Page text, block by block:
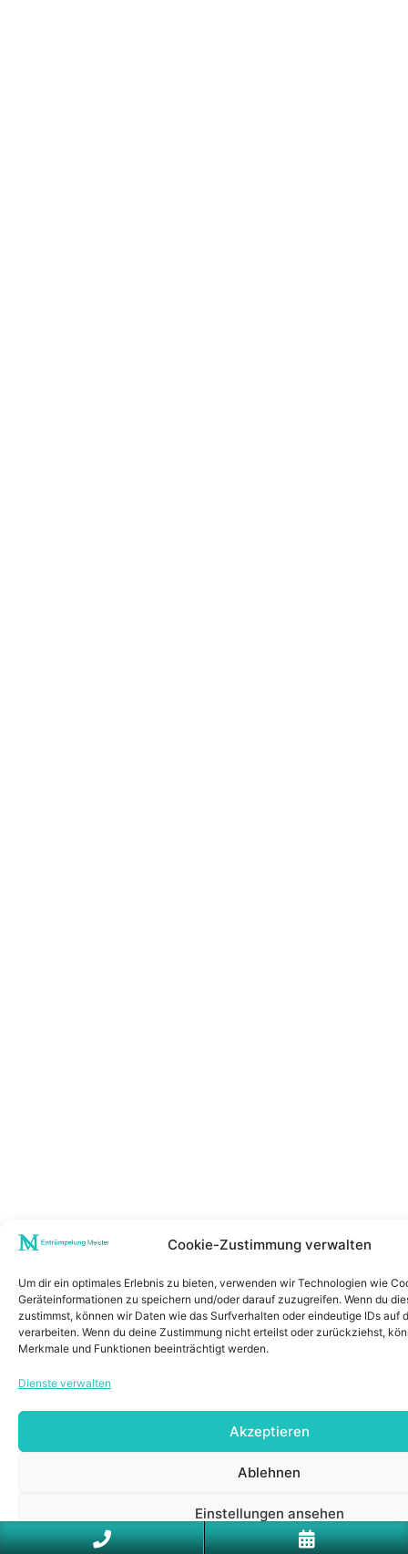
Cookie-Zustimmung verwalten
Um dir ein optimales Erlebnis zu bieten, verwenden wir Technologien wie
Geräteinformationen zu speichern und/oder darauf zuzugreifen. Wenn du
zustimmst, können wir Daten wie das Surfverhalten oder eindeutige IDs auf
verarbeiten. Wenn du deine Zustimmung nicht erteilst oder zurückziehst,
Merkmale und Funktionen beeinträchtigt werden.
Dienste verwalten
Akzeptieren
Ablehnen
Einstellungen ansehen